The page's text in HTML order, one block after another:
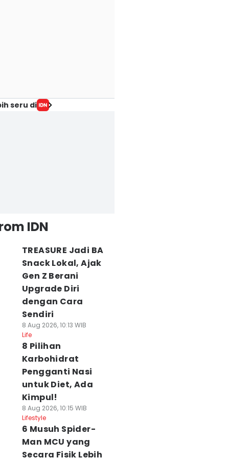
Kasih
Demi
Sepak
Indonesia
Agu 2026, 07:00 WIB
3 Rekrutan
per 7 Agustus 2026
08 Agu 2026, 06:34 WIB
Sport
seru di
IDN
TREASURE Jadi BA
Snack Lokal, Ajak
Gen Z Berani
Upgrade Diri
dengan Cara
Sendiri
8 Aug 2026, 10:13 WIB
Life
8 Pilihan
Karbohidrat
Pengganti Nasi
untuk Diet, Ada
Kimpul!
8 Aug 2026, 10:15 WIB
Lifestyle
6 Musuh Spider-
Man MCU yang
Secara Fisik Lebih